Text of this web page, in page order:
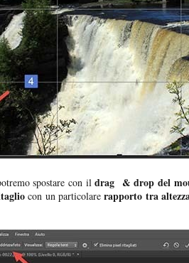
spostare con ildrag & drop del
con un particolarerapporto tra